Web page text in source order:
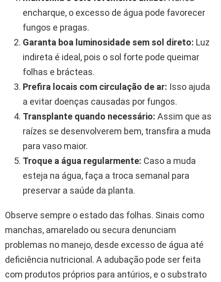
encharque, o excesso de água pode favorecer
fungos e pragas.
Garanta boa luminosidade sem sol direto: Luz
indireta é ideal, pois o sol forte pode queimar
folhas e brácteas.
Prefira locais com circulação de ar: Isso ajuda
a evitar doenças causadas por fungos.
Transplante quando necessário: Assim que as
raízes se desenvolverem bem, transfira a muda
para vaso maior.
Troque a água regularmente: Caso a muda
esteja na água, faça a troca semanal para
preservar a saúde da planta.
Observe sempre o estado das folhas. Sinais como
manchas, amarelado ou secura denunciam
problemas no manejo, desde excesso de água até
deficiência nutricional. A adubação pode ser feita
com produtos próprios para antúrios, e o substrato